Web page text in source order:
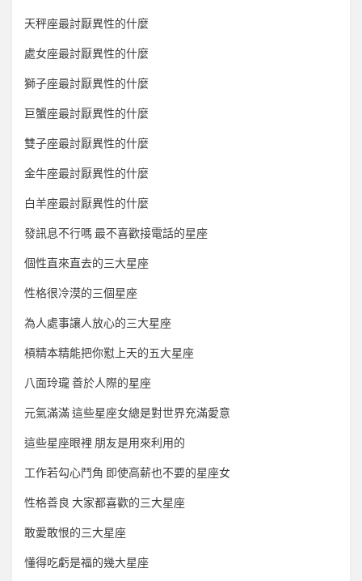
天秤座最討厭異性的什麼
處女座最討厭異性的什麼
獅子座最討厭異性的什麼
巨蟹座最討厭異性的什麼
雙子座最討厭異性的什麼
金牛座最討厭異性的什麼
白羊座最討厭異性的什麼
發訊息不行嗎 最不喜歡接電話的星座
個性直來直去的三大星座
性格很冷漠的三個星座
為人處事讓人放心的三大星座
槓精本精能把你懟上天的五大星座
八面玲瓏 善於人際的星座
元氣滿滿 這些星座女總是對世界充滿愛意
這些星座眼裡 朋友是用來利用的
工作若勾心鬥角 即使高薪也不要的星座女
性格善良 大家都喜歡的三大星座
敢愛敢恨的三大星座
懂得吃虧是福的幾大星座